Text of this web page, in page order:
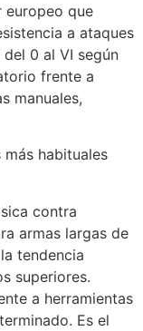
europeo que
a ataques
0 al VI según
frente a
manuales,
habituales
contra
armas largas de
tendencia
superiores.
a herramientas
Es el